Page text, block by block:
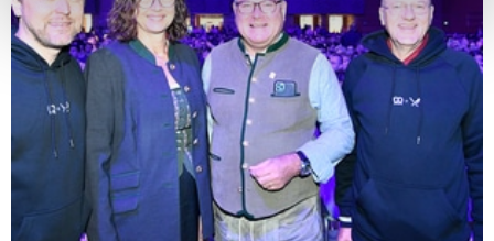
bestimmten Merkmalen (Fingerprinting) identifizieren
Erfahren Sie mehr darüber, wie Ihre persönlichen Daten
verarbeitet werden, und legen Sie Ihre Präferenzen im
Abschnitt Einzelheitenfest.
Wir verwenden Cookies, um Inhalte und Anzeigen zu
personalisieren, Funktionen für soziale Medien anbieten
zu können und die Zugriffe auf unsere Website zu
analysieren. Außerdem geben wir Informationen zu Ihrer